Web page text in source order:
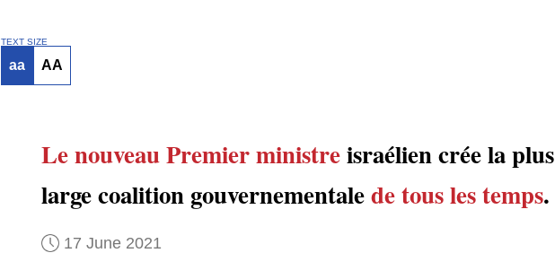
TEXT SIZE
aa AA
Le nouveau Premier ministreisraélien crée la plus
large coalition gouvernementalede tous les temps.
17 June 2021